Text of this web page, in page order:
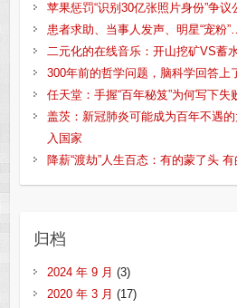
苹果惩罚“识别30亿张照片身份”争
患者求助、当事人发声、明星“宠粉
二元化的在线音乐：开山挖矿VS蓄
300年前的哲学问题，脑科学回答上
任天堂：手握“百年秘笈”为何写下失
盖茨：新冠肺炎可能成为百年不遇
入国家
降薪“渡劫”人生百态：有的蒙了头
归档
2024 年 9 月 (3)
2020 年 3 月 (17)